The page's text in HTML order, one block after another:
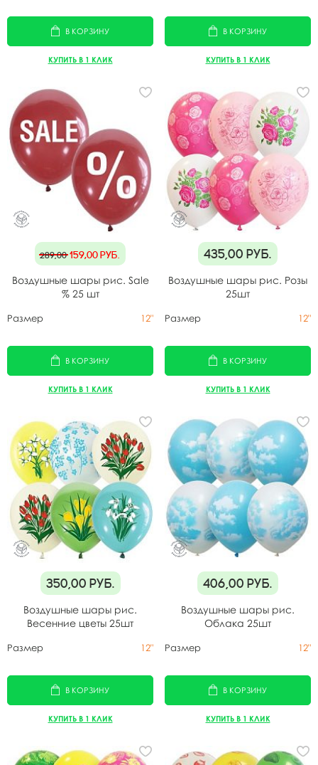
В КОРЗИНУ
КУПИТЬ В 1 КЛИК
В КОРЗИНУ
КУПИТЬ В 1 КЛИК
289,00159,00руб.
Воздушные шары рис. Sale
% 25 шт
Размер 12"
В КОРЗИНУ
КУПИТЬ В 1 КЛИК
435,00 руб.
Воздушные шары рис. Розы
25шт
Размер 12"
В КОРЗИНУ
КУПИТЬ В 1 КЛИК
350,00 руб.
Воздушные шары рис.
Весенние цветы 25шт
Размер 12"
В КОРЗИНУ
КУПИТЬ В 1 КЛИК
406,00 руб.
Воздушные шары рис.
Облака 25шт
Размер 12"
В КОРЗИНУ
КУПИТЬ В 1 КЛИК